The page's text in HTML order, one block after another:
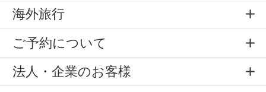
海外旅行
ご予約について
法人・企業のお客様